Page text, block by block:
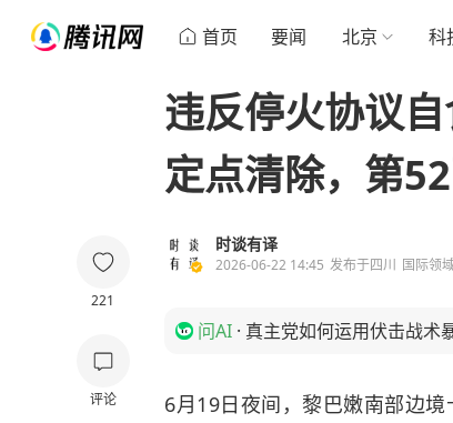
首页 要闻 北京 科
221
评论
违反停火协议
定点清除，第
时谈有译
2026-06-22 14:45 发布于四川 国际领
问AI · 真主党如何运用伏击战术
6月19日夜间，黎巴嫩南部边